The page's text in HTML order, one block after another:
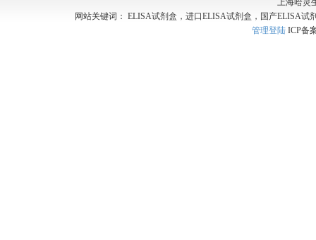
上海哈灵
网站关键词： ELISA试剂盒，进口ELISA试剂盒，国产ELISA
管理登陆 ICP备